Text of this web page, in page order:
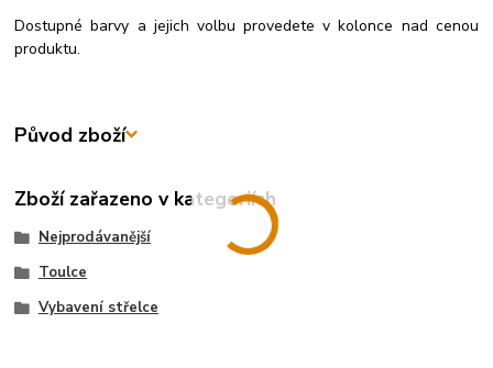
Dostupné barvy a jejich volbu provedete v kolonce nad cenou
produktu.
Původ zboží
Zboží zařazeno v kategoriích
Nejprodávanější
Toulce
Vybavení střelce